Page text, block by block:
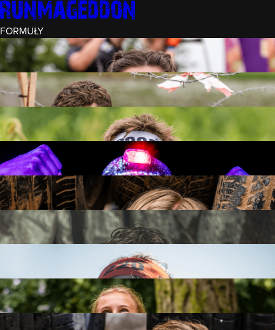
FORMUŁY
INTRO (¼)
15 PRZESZKÓD
3 KM+
REKRUT (½)
30 PRZESZKÓD
6 KM+
RUNMAGEDDON
50 PRZESZKÓD
12 KM+
NOCNY REKRUT (½)
30 PRZESZKÓD
6 KM+
INTRO U-16
15 PRZESZKÓD
3 KM+
RUNMAGEDDON HARDCORE
70 PRZESZKÓD
21 KM+
42 KM+
FAMILY
15 PRZESZKÓD
2 KM+
KIDS